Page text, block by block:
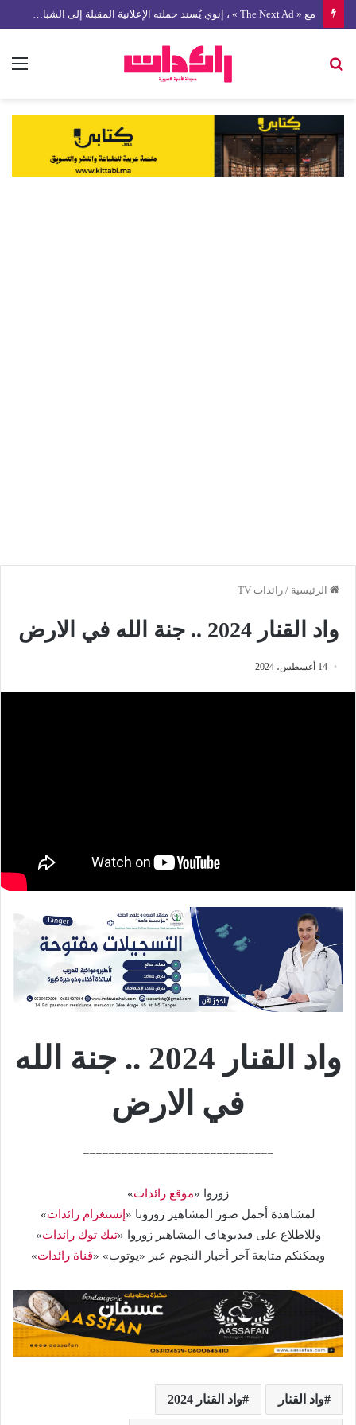
مع « The Next Ad » ، إنوي يُسند حملته الإعلانية المقبلة إلى الشباب المغربي
الرئيسية / رائدات TV
واد القنار 2024 .. جنة الله في الارض
14 أغسطس، 2024
واد القنار 2024 .. جنة الله
في الارض
==============================
زوروا «موقع رائدات»
لمشاهدة أجمل صور المشاهير زورونا « إنستغرام رائدات»
وللاطلاع على فيديوهاف المشاهير زوروا «تيك توك رائدات»
ويمكنكم متابعة آخر أخبار النجوم عبر «يوتوب» «قناة رائدات»
واد القنار واد القنار 2024